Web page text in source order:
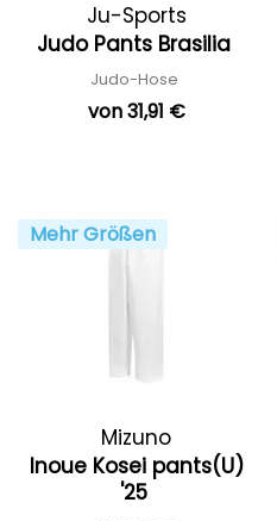
Ju-Sports
Judo Pants Brasilia
Judo-Hose
von 31,91 €
Mehr Größen
Mizuno
Inoue Kosei pants(U)
'25